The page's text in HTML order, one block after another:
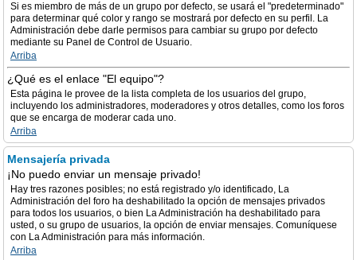
Si es miembro de más de un grupo por defecto, se usará el "predeterminado"
para determinar qué color y rango se mostrará por defecto en su perfil. La
Administración debe darle permisos para cambiar su grupo por defecto
mediante su Panel de Control de Usuario.
Arriba
¿Qué es el enlace "El equipo"?
Esta página le provee de la lista completa de los usuarios del grupo,
incluyendo los administradores, moderadores y otros detalles, como los foros
que se encarga de moderar cada uno.
Arriba
Mensajería privada
¡No puedo enviar un mensaje privado!
Hay tres razones posibles; no está registrado y/o identificado, La
Administración del foro ha deshabilitado la opción de mensajes privados
para todos los usuarios, o bien La Administración ha deshabilitado para
usted, o su grupo de usuarios, la opción de enviar mensajes. Comuníquese
con La Administración para más información.
Arriba